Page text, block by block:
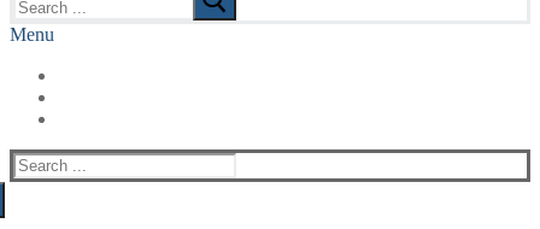
for:
Menu
Search
for: